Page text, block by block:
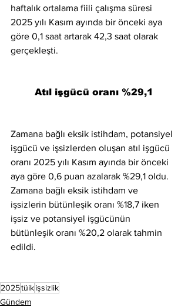
haftalık ortalama fiili çalışma süresi
2025 yılı Kasım ayında bir önceki aya
göre 0,1 saat artarak 42,3 saat olarak
gerçekleşti.
Atıl işgücü oranı %29,1
Zamana bağlı eksik istihdam, potansiyel
işgücü ve işsizlerden oluşan atıl işgücü
oranı 2025 yılı Kasım ayında bir önceki
aya göre 0,6 puan azalarak %29,1 oldu.
Zamana bağlı eksik istihdam ve
işsizlerin bütünleşik oranı %18,7 iken
işsiz ve potansiyel işgücünün
bütünleşik oranı %20,2 olarak tahmin
edildi.
2025tüikişsizlik
Gündem